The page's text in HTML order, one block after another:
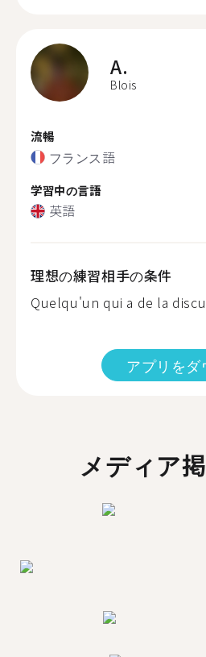
A.
Blois
流暢
フランス語
学習中の言語
英語
理想の練習相手の条件
Quelqu'un qui a de la
アプリをダ
メディア